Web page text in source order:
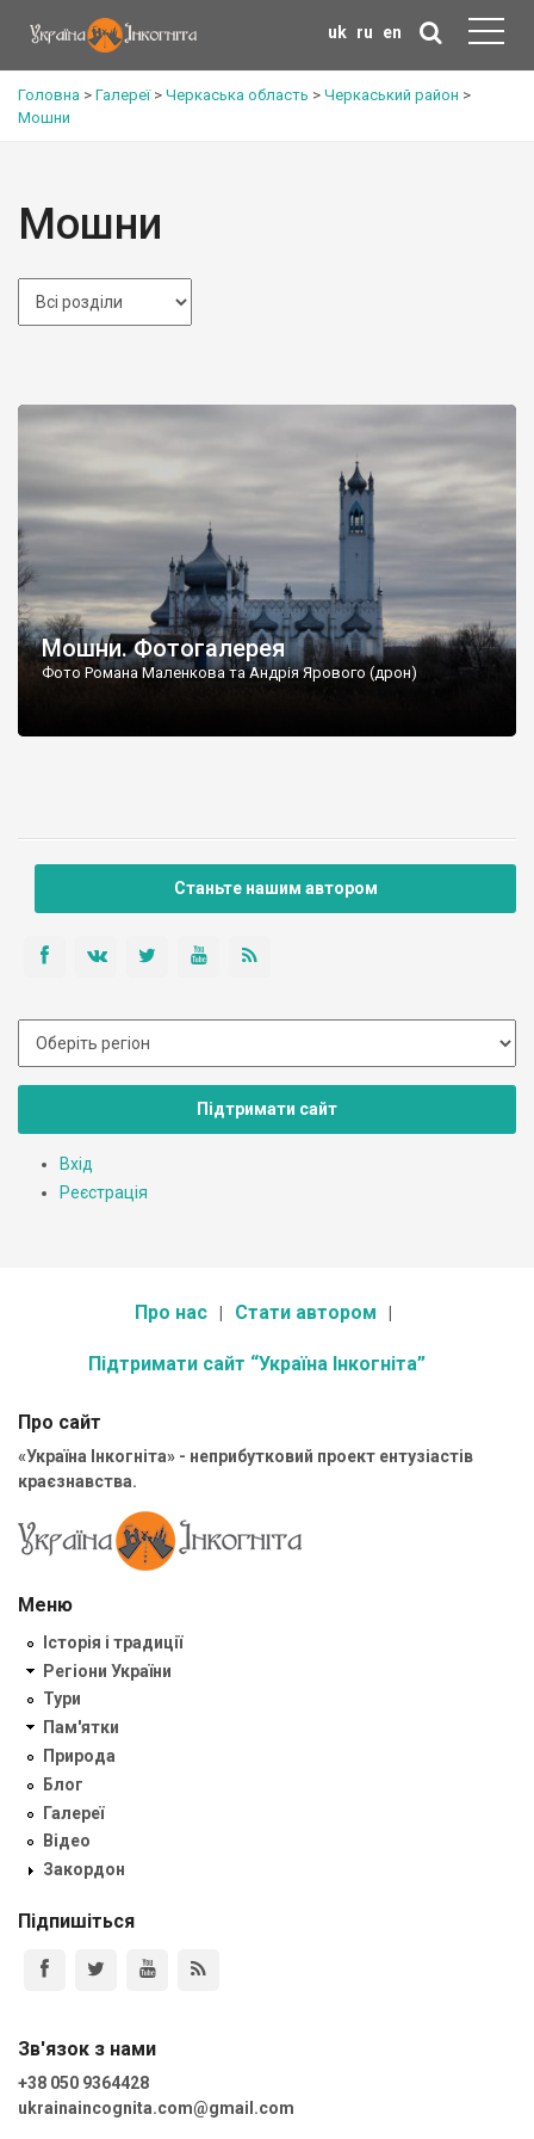
uk ru en
Головна > Галереї> Черкаська область > Черкаський район >
Мошни
Мошни
Мошни. Фотогалерея
Фото Романа Маленкова та Андрія Ярового (дрон)
Станьте нашим автором
Підтримати сайт
Вхід
Реєстрація
Про нас Стати автором
Підтримати сайт “Україна Інкогніта”
Про сайт
«Україна Інкогніта» - неприбутковий проект ентузіастів
краєзнавства.
Меню
Історія і традиції
Регіони України
Тури
Пам'ятки
Природа
Блог
Галереї
Відео
Закордон
Підпишіться
Зв'язок з нами
+38 050 9364428
ukrainaincognita.com@gmail.com